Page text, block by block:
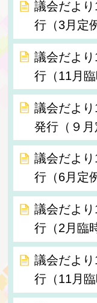
議会だよ
行（3月定
議会だよ
行（11月臨
議会だよ
発行（９月
議会だよ
行（6月定
議会だよ
行（2月臨
議会だよ
行（11月臨